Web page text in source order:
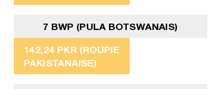
7 BWP (PULA BOTSWANAIS)
142,24 PKR (ROUPIE
PAKISTANAISE)